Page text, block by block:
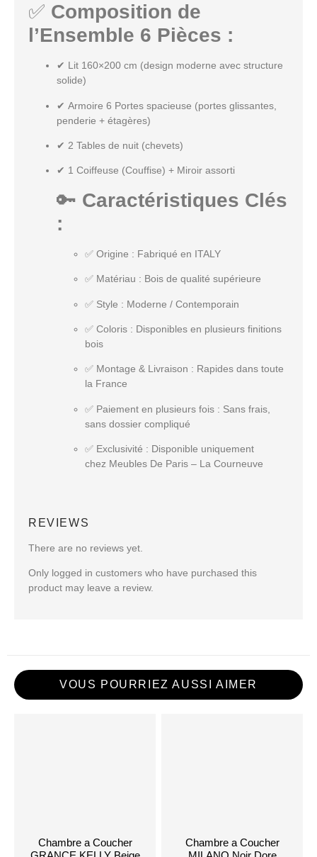
✅ Composition de
l’Ensemble 6 Pièces :
✔ Lit 160×200 cm (design moderne avec structure
solide)
✔ Armoire 6 Portes spacieuse (portes glissantes,
penderie + étagères)
✔ 2 Tables de nuit (chevets)
✔ 1 Coiffeuse (Couffise) + Miroir assorti
🔑 Caractéristiques Clés
:
✅ Origine : Fabriqué en ITALY
✅ Matériau : Bois de qualité supérieure
✅ Style : Moderne / Contemporain
✅ Coloris : Disponibles en plusieurs finitions
bois
✅ Montage & Livraison : Rapides dans toute
la France
✅ Paiement en plusieurs fois : Sans frais,
sans dossier compliqué
✅ Exclusivité : Disponible uniquement
chez Meubles De Paris – La Courneuve
REVIEWS
There are no reviews yet.
Only logged in customers who have purchased this
product may leave a review.
VOUS POURRIEZ AUSSI AIMER
Chambre a Coucher
Chambre a Coucher